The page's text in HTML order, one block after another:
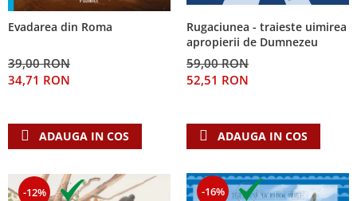
Evadarea din Roma
39,00 RON
34,71 RON
ADAUGA IN COS
Rugaciunea - traieste uimirea
apropierii de Dumnezeu
59,00 RON
52,51 RON
ADAUGA IN COS
-12% -16%